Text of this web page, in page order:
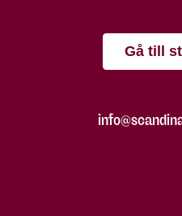
Gå till